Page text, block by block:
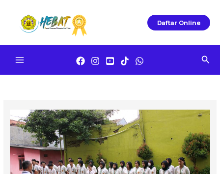
Content
Daftar Online